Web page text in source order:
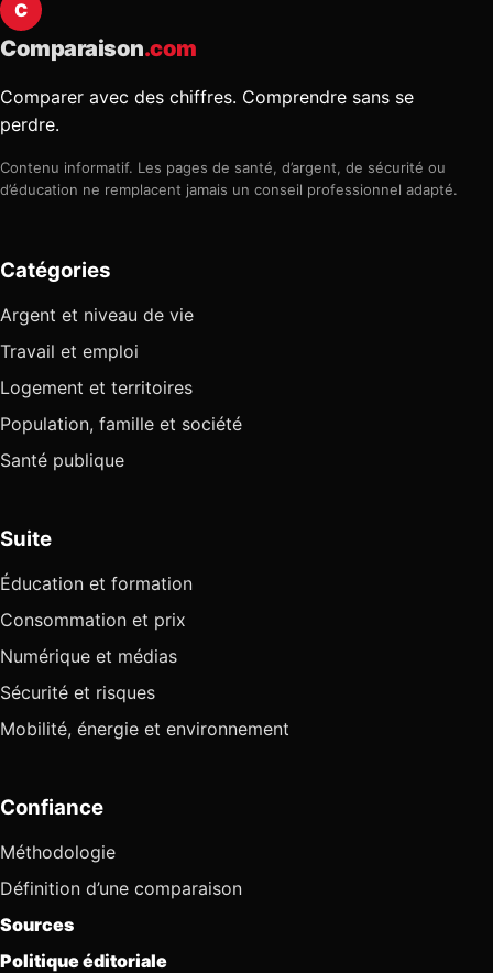
C
Comparaison.com
Comparer avec des chiffres. Comprendre sans se
perdre.
Contenu informatif. Les pages de santé, d’argent, de sécurité ou
d’éducation ne remplacent jamais un conseil professionnel adapté.
Catégories
Argent et niveau de vie
Travail et emploi
Logement et territoires
Population, famille et société
Santé publique
Suite
Éducation et formation
Consommation et prix
Numérique et médias
Sécurité et risques
Mobilité, énergie et environnement
Confiance
Méthodologie
Définition d’une comparaison
Sources
Politique éditoriale